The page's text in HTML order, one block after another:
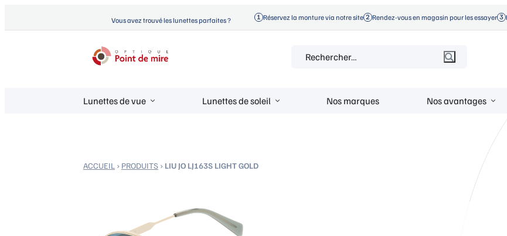
Vous avez trouvé les lunettes parfaites ? Réservez la monture via notre site Rendez-vous en magasin pour les essayer
Lunettes de vue Lunettes de soleil Nos marques Nos avantages
ACCUEIL › PRODUITS › LIU JO LJ163S LIGHT GOLD